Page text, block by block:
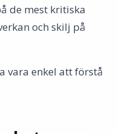
de mest kritiska
och skilj på
vara enkel att förstå